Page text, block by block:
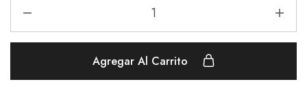
Agregar Al Carrito